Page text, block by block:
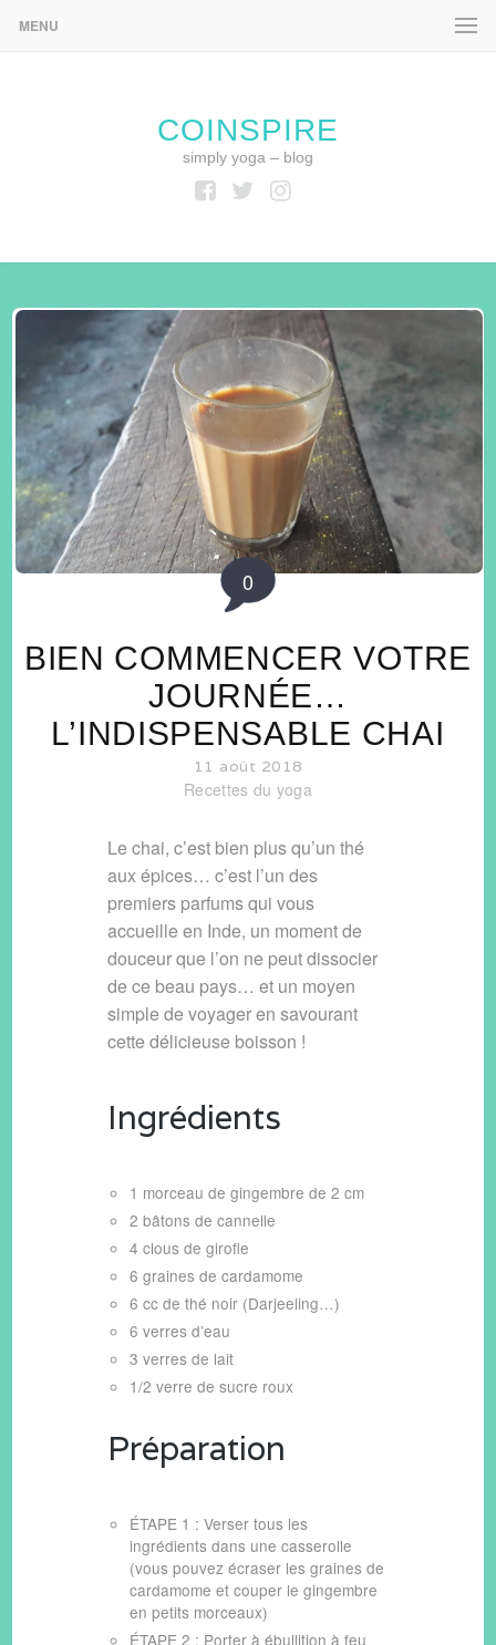
MENU
COINSPIRE
simply yoga – blog
0
BIEN COMMENCER VOTRE
JOURNÉE…
L’INDISPENSABLE CHAI
11 août 2018
Recettes du yoga
Le chai, c’est bien plus qu’un thé
aux épices… c’est l’un des
premiers parfums qui vous
accueille en Inde, un moment de
douceur que l’on ne peut dissocier
de ce beau pays… et un moyen
simple de voyager en savourant
cette délicieuse boisson !
Ingrédients
1 morceau de gingembre de 2 cm
2 bâtons de cannelle
4 clous de girofle
6 graines de cardamome
6 cc de thé noir (Darjeeling…)
6 verres d’eau
3 verres de lait
1/2 verre de sucre roux
Préparation
ÉTAPE 1 : Verser tous les
ingrédients dans une casserolle
(vous pouvez écraser les graines de
cardamome et couper le gingembre
en petits morceaux)
ÉTAPE 2 : Porter à ébullition à feu